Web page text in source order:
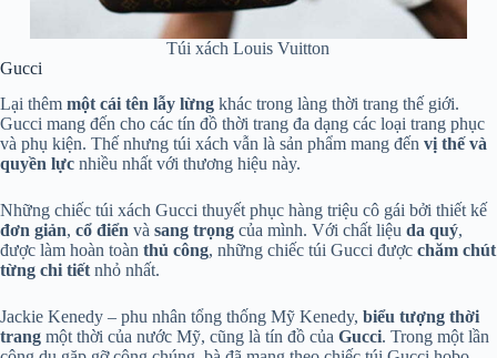
Túi xách Louis Vuitton
Gucci
Lại thêm một cái tên lẫy lừng khác trong làng thời trang thế giới.
Gucci mang đến cho các tín đồ thời trang đa dạng các loại trang phục
và phụ kiện. Thế nhưng túi xách vẫn là sản phẩm mang đến vị thế và
quyền lực nhiều nhất với thương hiệu này.
Những chiếc túi xách Gucci thuyết phục hàng triệu cô gái bởi thiết kế
đơn giản, cổ điển và sang trọng của mình. Với chất liệu da quý,
được làm hoàn toàn thủ công, những chiếc túi Gucci được chăm chút
từng chi tiếtnhỏ nhất.
Jackie Kenedy – phu nhân tổng thống Mỹ Kenedy, biểu tượng thời
trang một thời của nước Mỹ, cũng là tín đồ của Gucci. Trong một lần